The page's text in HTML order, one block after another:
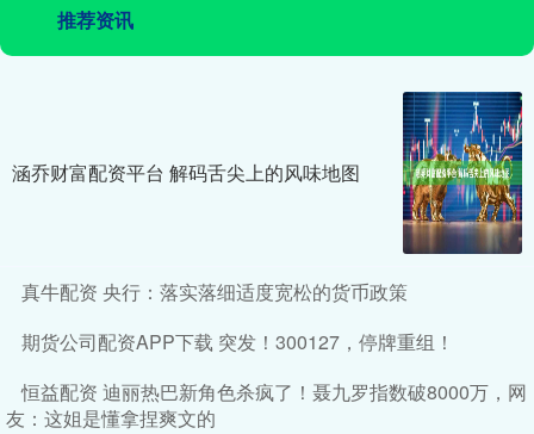
推荐资讯
涵乔财富配资平台 解码舌尖上的风味地图
真牛配资 央行：落实落细适度宽松的货币政策
期货公司配资APP下载 突发！300127，停牌重组！
恒益配资 迪丽热巴新角色杀疯了！聂九罗指数破8000万，网
友：这姐是懂拿捏爽文的